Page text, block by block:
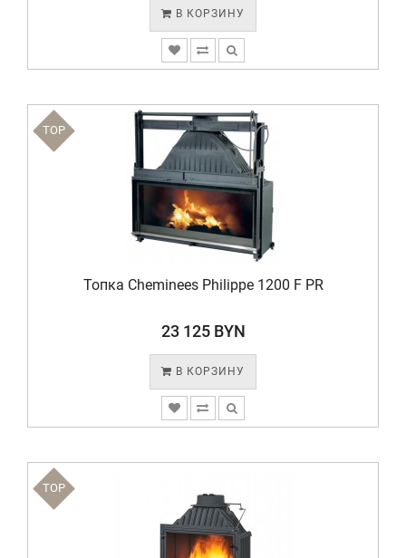
В КОРЗИНУ
TOP
Топка Cheminees Philippe 1200 F PR
23 125 BYN
В КОРЗИНУ
TOP